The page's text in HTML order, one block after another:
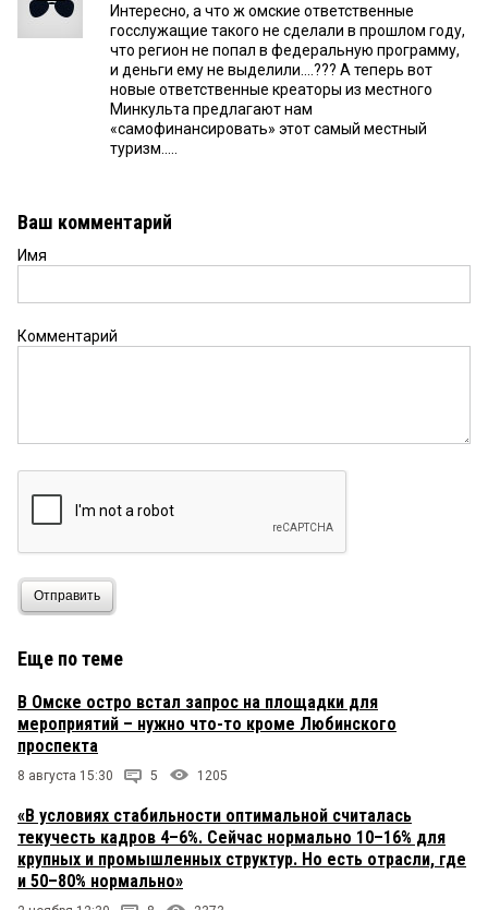
Интересно, а что ж омские ответственные
госслужащие такого не сделали в прошлом году,
что регион не попал в федеральную программу,
и деньги ему не выделили....??? А теперь вот
новые ответственные креаторы из местного
Минкульта предлагают нам
«самофинансировать» этот самый местный
туризм.....
Ваш комментарий
Имя
Комментарий
Отправить
Еще по теме
В Омске остро встал запрос на площадки для
мероприятий – нужно что-то кроме Любинского
проспекта
8 августа 15:30 5 1205
«В условиях стабильности оптимальной считалась
текучесть кадров 4–6%. Сейчас нормально 10–16% для
крупных и промышленных структур. Но есть отрасли, где
и 50–80% нормально»